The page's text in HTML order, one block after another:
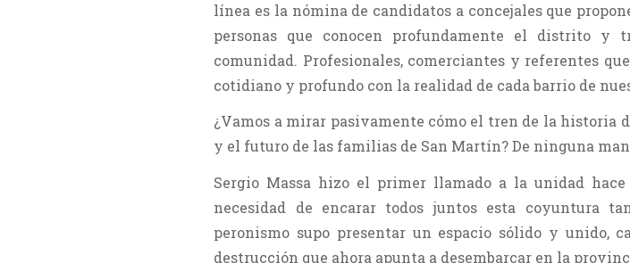
línea es la nómina de candidatos a concejales que
personas que conocen profundamente el distrito y
comunidad. Profesionales, comerciantes y referentes
cotidiano y profundo con la realidad de cada barrio de
¿Vamos a mirar pasivamente cómo el tren de la historia
y el futuro de las familias de San Martín? De ninguna
Sergio Massa hizo el primer llamado a la unidad
necesidad de encarar todos juntos esta coyuntura
peronismo supo presentar un espacio sólido y unido,
destrucción que ahora apunta a desembarcar en la